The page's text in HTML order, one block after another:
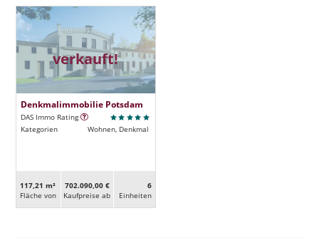
verkauft!
Denkmalimmobilie Potsdam
DAS Immo Rating
Kategorien
Wohnen, Denkmal
117,21 m²
Fläche von
702.090,00 €
Kaufpreise ab
6
Ein­heiten